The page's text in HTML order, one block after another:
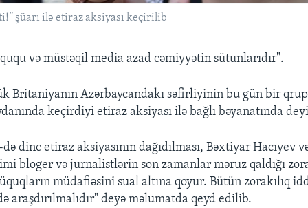
şüarı ilə etiraz aksiyası keçirilib
və müstəqil media azad cəmiyyətin sütunlarıdır".
Britaniyanın Azərbaycandakı səfirliyinin bu gün bir qrup
keçirdiyi etiraz aksiyası ilə bağlı bəyanatında
də dinc etiraz aksiyasının dağıdılması, Bəxtiyar Hacıyev
bloger və jurnalistlərin son zamanlar məruz qaldığı
müdafiəsini sual altına qoyur. Bütün zorakılıq
araşdırılmalıdır" deyə məlumatda qeyd edilib.